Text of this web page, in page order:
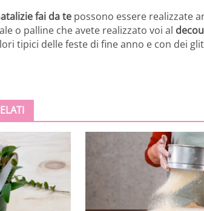
fai da te possono essere realizzate
o palline che avete realizzato voi al
tipici delle feste di fine anno e con dei